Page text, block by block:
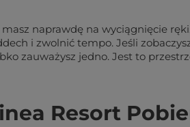
naprawdę na wyciągnięcie
i zwolnić tempo. Jeśli
zauważysz jedno. Jest to
Resort